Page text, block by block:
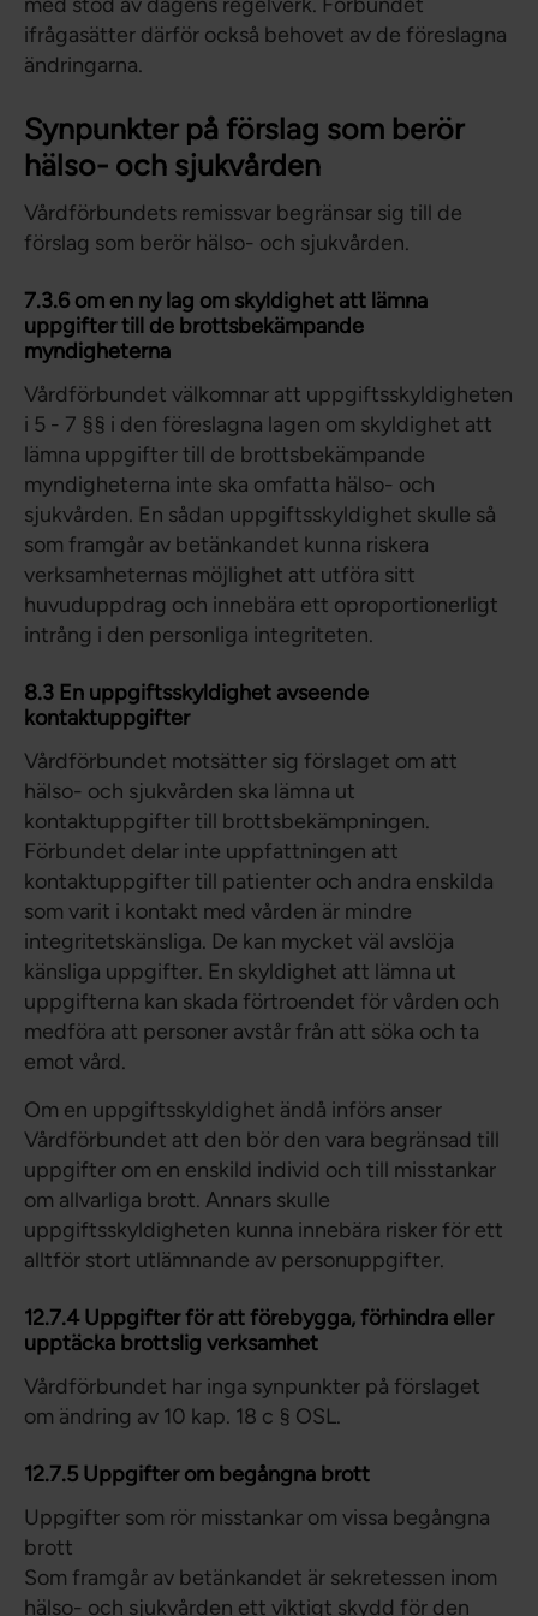
ifrågasätter därför också behovet av de föreslagna
ändringarna.
Synpunkter på förslag som berör
hälso- och sjukvården
Vårdförbundets remissvar begränsar sig till de
förslag som berör hälso- och sjukvården.
7.3.6 om en ny lag om skyldighet att lämna
uppgifter till de brottsbekämpande
myndigheterna
Vårdförbundet välkomnar att uppgiftsskyldigheten
i 5 - 7 §§ i den föreslagna lagen om skyldighet att
lämna uppgifter till de brottsbekämpande
myndigheterna inte ska omfatta hälso- och
sjukvården. En sådan uppgiftsskyldighet skulle så
som framgår av betänkandet kunna riskera
verksamheternas möjlighet att utföra sitt
huvuduppdrag och innebära ett oproportionerligt
intrång i den personliga integriteten.
8.3 En uppgiftsskyldighet avseende
kontaktuppgifter
Vårdförbundet motsätter sig förslaget om att
hälso- och sjukvården ska lämna ut
kontaktuppgifter till brottsbekämpningen.
Förbundet delar inte uppfattningen att
kontaktuppgifter till patienter och andra enskilda
som varit i kontakt med vården är mindre
integritetskänsliga. De kan mycket väl avslöja
känsliga uppgifter. En skyldighet att lämna ut
uppgifterna kan skada förtroendet för vården och
medföra att personer avstår från att söka och ta
emot vård.
Om en uppgiftsskyldighet ändå införs anser
Vårdförbundet att den bör den vara begränsad till
uppgifter om en enskild individ och till misstankar
om allvarliga brott. Annars skulle
uppgiftsskyldigheten kunna innebära risker för ett
alltför stort utlämnande av personuppgifter.
12.7.4 Uppgifter för att förebygga, förhindra eller
upptäcka brottslig verksamhet
Vårdförbundet har inga synpunkter på förslaget
om ändring av 10 kap. 18 c § OSL.
12.7.5 Uppgifter om begångna brott
Uppgifter som rör misstankar om vissa begångna
brott
Som framgår av betänkandet är sekretessen inom
hälso- och sjukvården ett viktigt skydd för den